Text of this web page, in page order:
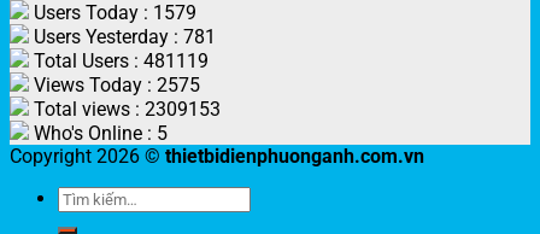
Users Today : 1579
Users Yesterday : 781
Total Users : 481119
Views Today : 2575
Total views : 2309153
Who's Online : 5
Copyright 2026 © thietbidienphuonganh.com.vn